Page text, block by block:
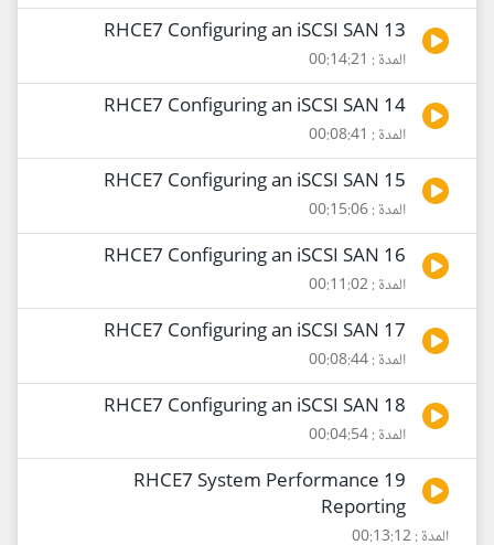
13 RHCE7 Configuring an iSCSI SAN
المدة : 00:14:21
14 RHCE7 Configuring an iSCSI SAN
المدة : 00:08:41
15 RHCE7 Configuring an iSCSI SAN
المدة : 00:15:06
16 RHCE7 Configuring an iSCSI SAN
المدة : 00:11:02
17 RHCE7 Configuring an iSCSI SAN
المدة : 00:08:44
18 RHCE7 Configuring an iSCSI SAN
المدة : 00:04:54
19 RHCE7 System Performance
Reporting
المدة : 00:13:12